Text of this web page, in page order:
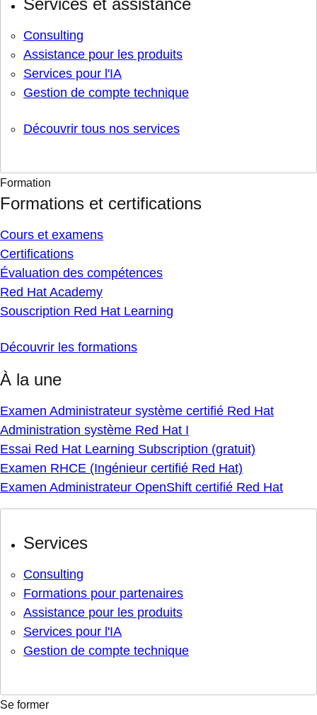
Services et assistance
Consulting
Assistance pour les produits
Services pour l'IA
Gestion de compte technique
Découvrir tous nos services
Formation
Formations et certifications
Cours et examens
Certifications
Évaluation des compétences
Red Hat Academy
Souscription Red Hat Learning
Découvrir les formations
À la une
Examen Administrateur système certifié Red Hat
Administration système Red Hat I
Essai Red Hat Learning Subscription (gratuit)
Examen RHCE (Ingénieur certifié Red Hat)
Examen Administrateur OpenShift certifié Red Hat
Services
Consulting
Formations pour partenaires
Assistance pour les produits
Services pour l'IA
Gestion de compte technique
Se former